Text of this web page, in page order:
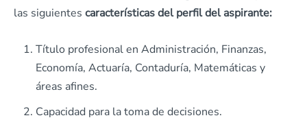
las siguientes características del perfil del aspirante:
Título profesional en Administración, Finanzas,
Economía, Actuaría, Contaduría, Matemáticas y
áreas afines.
Capacidad para la toma de decisiones.